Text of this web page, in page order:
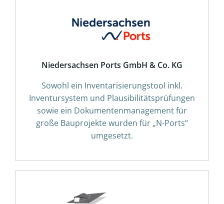
Niedersachsen Ports GmbH & Co. KG
Sowohl ein Inventarisierungstool inkl.
Inventursystem und Plausibilitätsprüfungen
sowie ein Dokumentenmanagement für
große Bauprojekte wurden für „N-Ports“
umgesetzt.